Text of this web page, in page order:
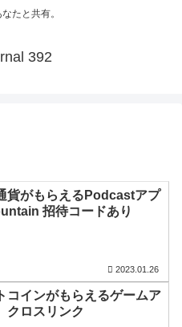
たと共有。
392
貨がもらえるPodcastアプ
招待コードあり
2023.01.26
コインがもらえるゲームア
ロスリンク